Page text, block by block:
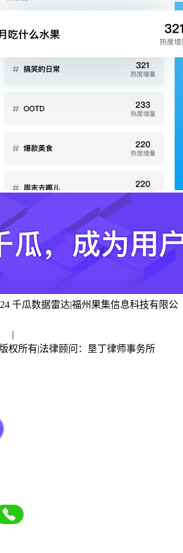
千瓜数据雷达|福州果集信息科技有限公
|
权所有|法律顾问：垦丁律师事务所